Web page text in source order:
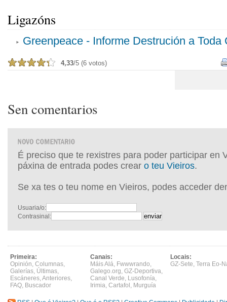
Ligazóns
Greenpeace - Informe Destrución a Toda
4,33/5 (6 votos)
Sen comentarios
É preciso que te rexistres para poder participar en
páxina de entrada podes crear o teu Vieiros.
Se xa tes o teu nome en Vieiros, podes acceder
Usuaria/o:
Contrasinal:
Primeira:
Opinión, Columnas,
Galerías, Últimas,
Escáneres,Anteriores,
FAQ, Buscador
Canais:
Máis Alá, Fwwwrando,
Galego.org, GZ-Deportiva,
Canal Verde, Lusofonía,
Irimia, Cartafol , Murguía
Locais:
GZ-Sete, Terra Eo-